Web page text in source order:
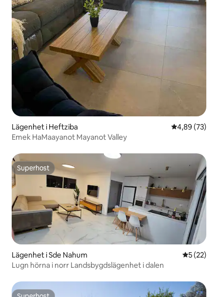
Lägenhet i Heftziba 4,89 av 5 i
4,89 (73)
Emek HaMaayanot Mayanot Valley
Superhost
Superhost
Lägenhet i Sde Nahum 5 av 5 i
5 (22)
Lugn hörna i norr Landsbygdslägenhet i dalen